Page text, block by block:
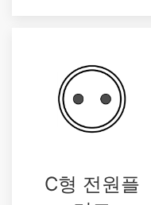
C형 전원플